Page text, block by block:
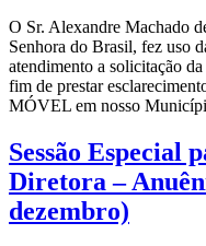
O Sr. Alexandre Machado
Senhora do Brasil, fez uso
atendimento a solicitação
fim de prestar
MÓVEL em nosso
Sessão Especial
Diretora –
dezembro)